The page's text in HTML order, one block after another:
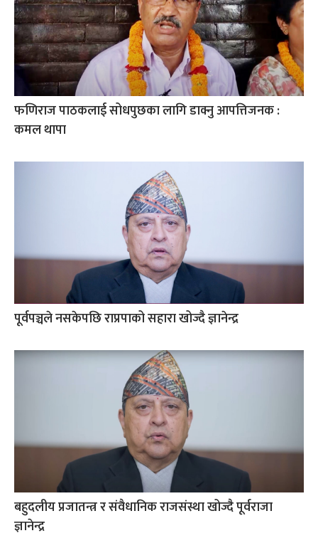
फणिराज पाठकलाई सोधपुछका लागि डाक्नु आपत्तिजनक :
कमल थापा
पूर्वपञ्चले नसकेपछि राप्रपाको सहारा खोज्दै ज्ञानेन्द्र
बहुदलीय प्रजातन्त्र र संवैधानिक राजसंस्था खोज्दै पूर्वराजा
ज्ञानेन्द्र